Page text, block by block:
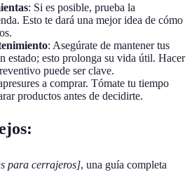
: Si es posible, prueba la
Esto te dará una mejor idea de cómo
: Asegúrate de mantener tus
estado; esto prolonga su vida útil. Hacer
puede ser clave.
a comprar. Tómate tu tiempo
productos antes de decidirte.
para cerrajeros], una guía completa